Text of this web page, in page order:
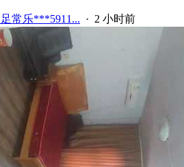
常乐***5911... · 2 小时前